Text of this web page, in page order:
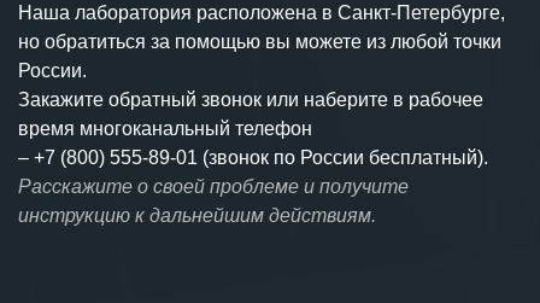
Наша лаборатория расположена в Санкт-Петербурге,
но обратиться за помощью вы можете из любой точки
России.
Закажите обратный звонок или наберите в рабочее
время многоканальный телефон
– +7 (800) 555-89-01 (звонок по России бесплатный).
Расскажите о своей проблеме и получите
инструкцию к дальнейшим действиям.